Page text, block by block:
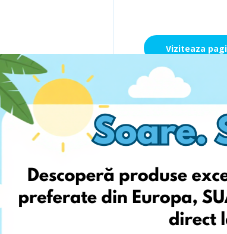
Viziteaza